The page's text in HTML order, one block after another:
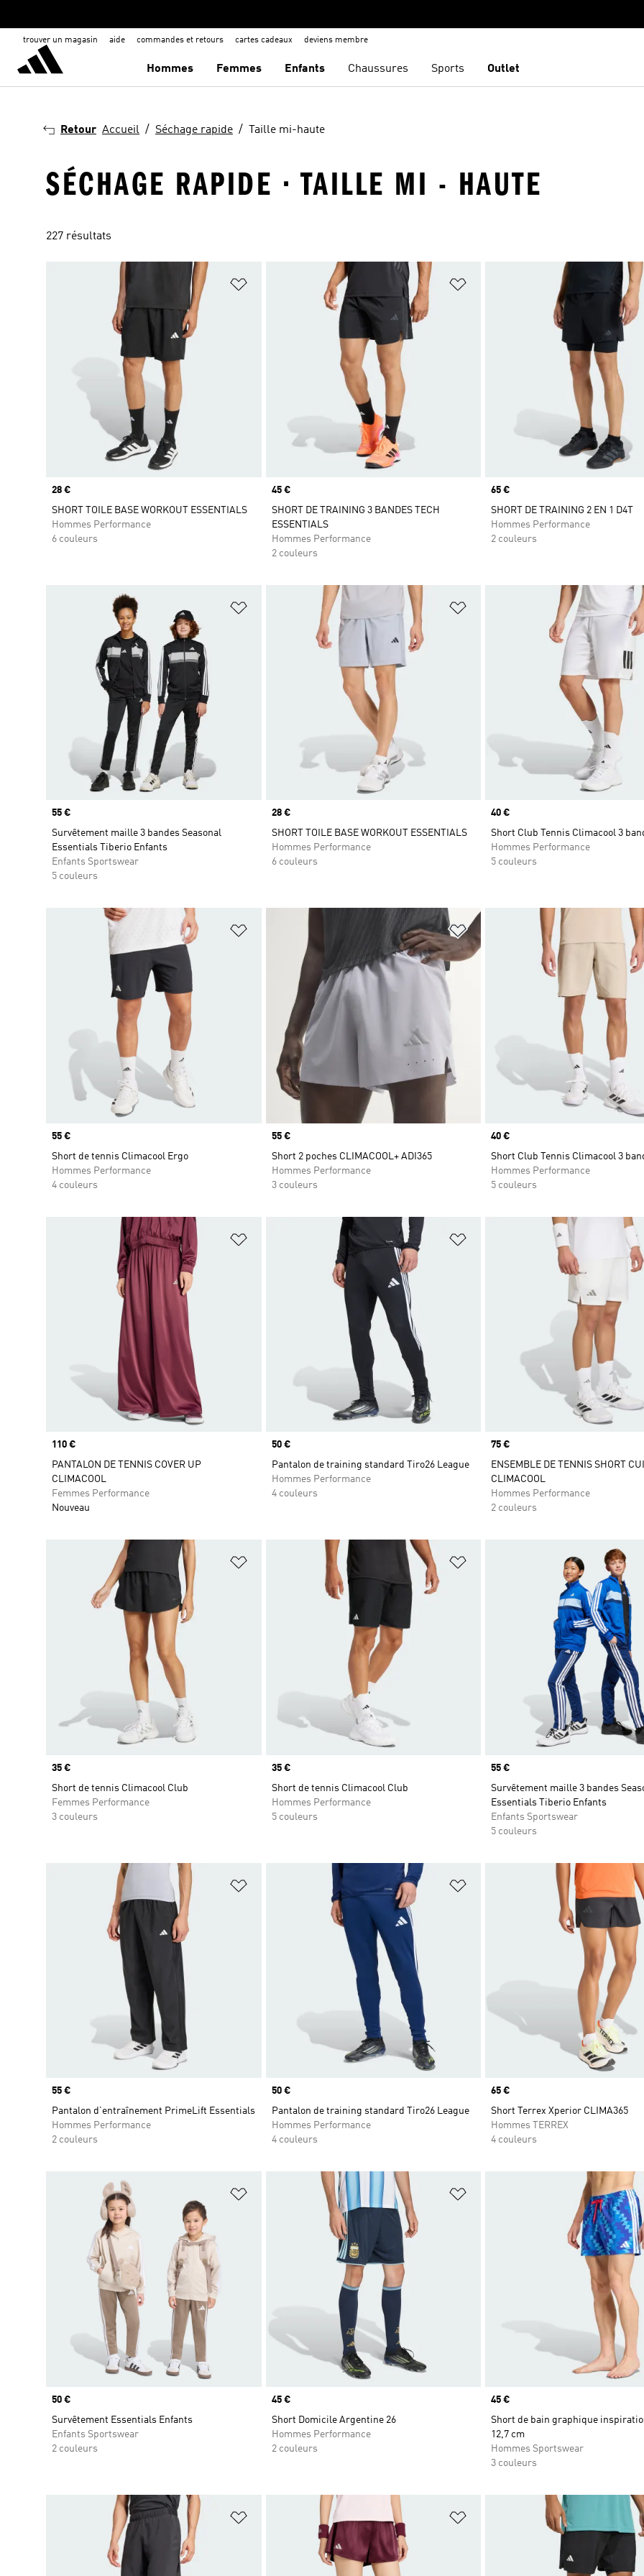
trouver un magasin aide commandes et retours cartes cadeaux deviens membre
Hommes Femmes Enfants Chaussures Sports Outlet
Retour Accueil Séchage rapide Taille mi-haute
SÉCHAGE RAPIDE · TAILLE MI - HAUTE
227 résultats
Ajouter à la Liste de produits favoris
Prix
28 €
SHORT TOILE BASE WORKOUT ESSENTIALS
Hommes Performance
6 couleurs
Ajouter à la Liste de produits
Prix
45 €
SHORT DE TRAINING 3 BANDES TECH
ESSENTIALS
Hommes Performance
2 couleurs
Prix
65 €
SHORT DE TRAINING 2 EN 1 D4T
Hommes Performance
2 couleurs
Ajouter à la Liste de produits favoris
Prix
55 €
Survêtement maille 3 bandes Seasonal
Essentials Tiberio Enfants
Enfants Sportswear
5 couleurs
Ajouter à la Liste de produits
Prix
28 €
SHORT TOILE BASE WORKOUT ESSENTIALS
Hommes Performance
6 couleurs
Prix
40 €
Short Club Tennis Climacool 3
Hommes Performance
5 couleurs
Ajouter à la Liste de produits favoris
Prix
55 €
Short de tennis Climacool Ergo
Hommes Performance
4 couleurs
Ajouter à la Liste de produits
Prix
55 €
Short 2 poches CLIMACOOL+ ADI365
Hommes Performance
3 couleurs
Prix
40 €
Short Club Tennis Climacool 3
Hommes Performance
5 couleurs
Ajouter à la Liste de produits favoris
Prix
110 €
PANTALON DE TENNIS COVER UP
CLIMACOOL
Femmes Performance
Nouveau
Ajouter à la Liste de produits
Prix
50 €
Pantalon de training standard Tiro26 League
Hommes Performance
4 couleurs
Prix
75 €
ENSEMBLE DE TENNIS SHORT
CLIMACOOL
Hommes Performance
2 couleurs
Ajouter à la Liste de produits favoris
Prix
35 €
Short de tennis Climacool Club
Femmes Performance
3 couleurs
Ajouter à la Liste de produits
Prix
35 €
Short de tennis Climacool Club
Hommes Performance
5 couleurs
Prix
55 €
Survêtement maille 3 bandes
Essentials Tiberio Enfants
Enfants Sportswear
5 couleurs
Ajouter à la Liste de produits favoris
Prix
55 €
Pantalon d’entraînement PrimeLift Essentials
Hommes Performance
2 couleurs
Ajouter à la Liste de produits
Prix
50 €
Pantalon de training standard Tiro26 League
Hommes Performance
4 couleurs
Prix
65 €
Short Terrex Xperior CLIMA365
Hommes TERREX
4 couleurs
Ajouter à la Liste de produits favoris
Prix
50 €
Survêtement Essentials Enfants
Enfants Sportswear
2 couleurs
Ajouter à la Liste de produits
Prix
45 €
Short Domicile Argentine 26
Hommes Performance
2 couleurs
Prix
45 €
Short de bain graphique
12,7 cm
Hommes Sportswear
3 couleurs
Ajouter à la Liste de produits favoris Ajouter à la Liste de produits